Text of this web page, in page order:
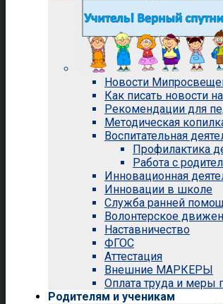
Новости
Как писать новости
Рекомендации для
Методическая
Воспитательная
Профилактика
Работа с
Инновационная
Инновации в школе
Служба ранней
Волонтерское
Наставничество
ФГОС
Аттестация
Внешние МАРКЕРЫ
Оплата труда и меры
Родителям и ученикам